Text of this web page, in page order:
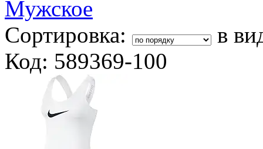
Мужское
Сортировка:
в
Код: 589369-100